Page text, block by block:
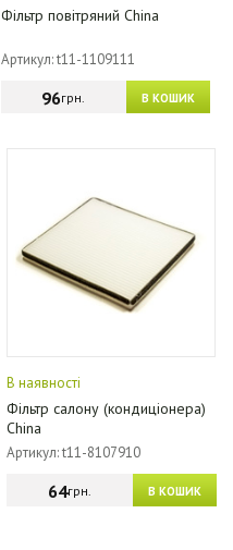
Фільтр повітряний China
Артикул: t11-1109111
В КОШИК
96грн.
В наявності
Фільтр салону (кондиціонера)
China
Артикул: t11-8107910
В КОШИК
64грн.